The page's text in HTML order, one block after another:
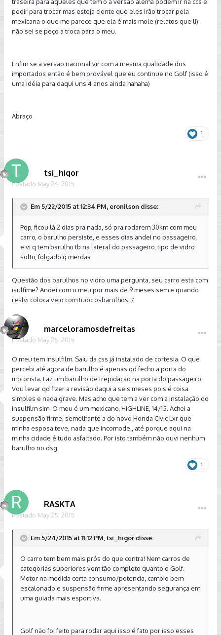
pedir para trocar mas esteja ciente que eles irão trocar pela
mexicana o que me parece que ela é mais mole (relatos que li)
não sei se peço a troca para o meu.
Enfim se a versão nacional vir com a mesma qualidade dos
importados então é bem provável que eu continue no Golf (isso é
uma idéia para daqui uns 4 anos ainda hahaha)
Abraço
1
tsi_higor
Postado May 24, 2015
Em 5/22/2015 at 12:34 PM, eronilson disse:
Pqp, ficou lá 2 dias pra nada, só pra rodarem 30km com meu
carro, o barulho persiste, e esses dias andei no passageiro,
e vi q tem barulho tb na lateral do passageiro, tipo de vidro
solto, folgado q merdaa
Questão dos barulhos no vidro uma pergunta, seu carro esta com
isulfime? Andei com o meu por mais de 9 meses sem e quando
reslvi coloca veio com tudo osbarulhos :/
marceloramosdefreitas
Postado May 25, 2015
O meu tem insulfilm. Saiu da css já instalado de cortesia. O que
percebi até agora de barulho é apenas qd fecho a porta do
motorista. Faz um barulho de trepidação na porta do passageiro.
Vou levar qd fizer a revisão daqui a seis meses pois é coisa
simples e nada grave. Mas acho que tem a ver com a instalação do
insulfilm sim. O meu é um mexicano, HIGHLINE, 14/15. Achei a
suspensão firme, semelhante a do novo Honda Civic Lxr que
minha esposa teve, nada que incomode,, até porque aqui na
minha cidade é tudo asfaltado. Por isto também não ouvi nenhum
barulho no dsg.
1
RASKTA
Postado May 25, 2015
Em 5/24/2015 at 11:12 PM, tsi_higor disse:
O carro tem bem mais prós do que contra! Nem carros de
categorias superiores vem tão completo quanto o Golf.
Motor na medida certa consumo/potencia, cambio bem
escalonado e suspensão firme apresentando segurança em
uma guiada mais esportiva.
Golf não foi feito para rodar aqui isso é fato por isso esses